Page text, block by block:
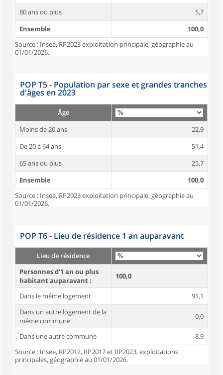
80 ans ou plus
5,7
Ensemble
100,0
Source : Insee, RP2023 exploitation principale, géographie au
01/01/2026.
POP T5 - Population par sexe et grandes tranches
d'âges en 2023
Âge
Moins de 20 ans
22,9
De 20 à 64 ans
51,4
65 ans ou plus
25,7
Ensemble
100,0
Source : Insee, RP2023 exploitation principale, géographie au
01/01/2026.
POP T6 - Lieu de résidence 1 an auparavant
Lieu de résidence
Personnes d'1 an ou plus
habitant auparavant :
100,0
Dans le même logement
91,1
Dans un autre logement de la
même commune
0,0
Dans une autre commune
8,9
Source : Insee, RP2012, RP2017 et RP2023, exploitations
principales, géographie au 01/01/2026.